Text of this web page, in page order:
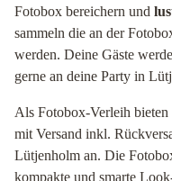
Fotobox bereichern und
sammeln die an der
werden. Deine Gäste
gerne an deine Party in
Als Fotobox-Verleih
mit Versand inkl.
Lütjenholm an. Die
kompakte und smarte